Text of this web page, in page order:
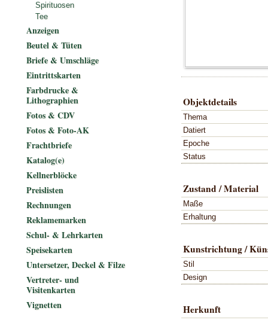
Objektdetails
Thema
Datiert
Epoche
Status
Zustand / Material
Maße
Erhaltung
Kunstrichtung /
Stil
Design
Herkunft
Spirituosen
Tee
Anzeigen
Beutel & Tüten
Briefe & Umschläge
Eintrittskarten
Farbdrucke &
Lithographien
Fotos & CDV
Fotos & Foto-AK
Frachtbriefe
Katalog(e)
Kellnerblöcke
Preislisten
Rechnungen
Reklamemarken
Schul- & Lehrkarten
Speisekarten
Untersetzer, Deckel & Filze
Vertreter- und
Visitenkarten
Vignetten